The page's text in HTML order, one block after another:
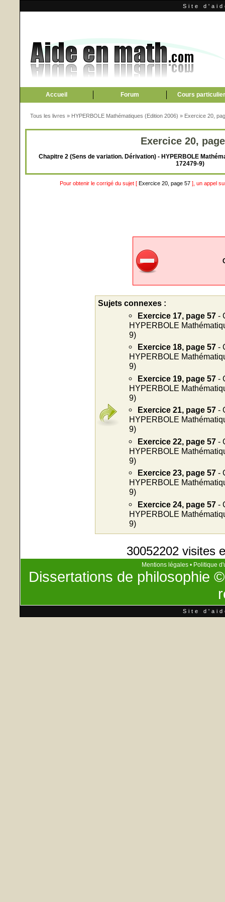
Site
Accueil Forum Cours
Tous les livres » HYPERBOLE Mathématiques (Edition 2006) » Exercice 20,
Exercice 20,
Chapitre 2 (Sens de variation. Dérivation) - HYPERBOLE
172479-9)
Pour obtenir le corrigé du sujet [ Exercice 20, page 57 ], un appel
Sujets connexes :
Exercice 17, page 57 -
HYPERBOLE
9)
Exercice 18, page 57 -
HYPERBOLE
9)
Exercice 19, page 57 -
HYPERBOLE
9)
Exercice 21, page 57 -
HYPERBOLE
9)
Exercice 22, page 57 -
HYPERBOLE
9)
Exercice 23, page 57 -
HYPERBOLE
9)
Exercice 24, page 57 -
HYPERBOLE
9)
30052202 visites
Mentions légales • Politique
Dissertations de philosophie
Site